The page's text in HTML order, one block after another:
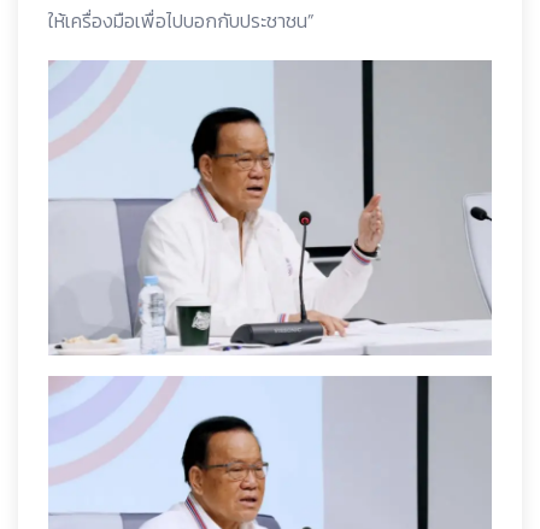
ให้เครื่องมือเพื่อไปบอกกับประชาชน”